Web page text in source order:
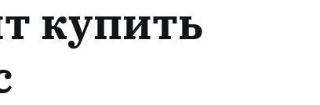
купить